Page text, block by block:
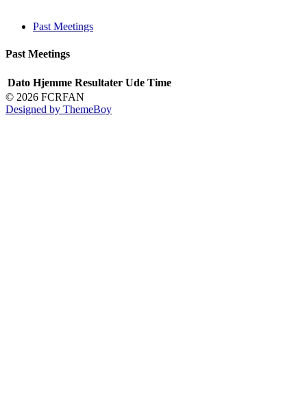
Past Meetings
Past Meetings
Dato Hjemme Resultater Ude Time
© 2026 FCRFAN
Designed by ThemeBoy